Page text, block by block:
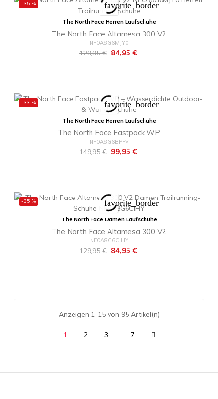
-35 % favorite_border
The North Face Herren Laufschuhe
The North Face Altamesa 300 V2
NF0A8G6MJY0
Regulärer
129,95 € Preis
84,95 €
-33 % favorite_border
The North Face Herren Laufschuhe
The North Face Fastpack WP
NF0A8G6BPFV
Regulärer
149,95 € Preis
99,95 €
-35 % favorite_border
The North Face Damen Laufschuhe
The North Face Altamesa 300 V2
NF0A8G6CIHY
Regulärer
129,95 € Preis
84,95 €
Anzeigen 1-15 von 95 Artikel(n)
1 2 3 … 7